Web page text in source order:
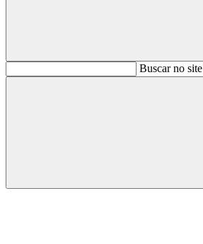
BuscarBuscar no site
Buscar